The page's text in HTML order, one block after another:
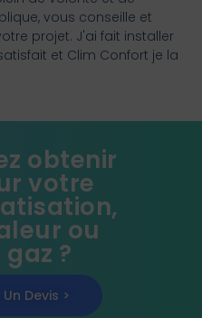
vous conseille et
projet. J'ai fait installer
et Clim Confort je la
obtenir
votre
ou
?
Devis >